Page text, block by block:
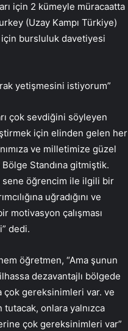
için 2 kümeyle müracaatta
(Uzay Kampı Türkiye)
için bursluluk davetiyesi
yetişmesini istiyorum”
çok sevdiğini söyleyen
için elinden gelen her
ve milletimize güzel
Standına gitmiştik.
sene öğrencim ile ilgili bir
uğradığını ve
motivasyon çalışması
dedi.
öğretmen, “Ama şunun
dezavantajlı bölgede
çok gereksinimleri var. ve
onlara yalnızca
çok gereksinimleri var”